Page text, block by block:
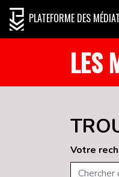
PLATEFORME DES
LES
Votre